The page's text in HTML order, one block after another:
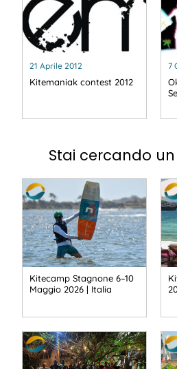
21 Aprile 2012
Kitemaniak contest 2012
7
Stai cercando
Kitecamp Stagnone 6–10
Maggio 2026 | Italia